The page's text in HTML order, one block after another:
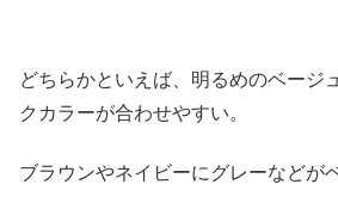
どちらかといえば、 明るめのベージ
クカラーが合わせやすい。
ブラウンやネイビーにグレーなどが